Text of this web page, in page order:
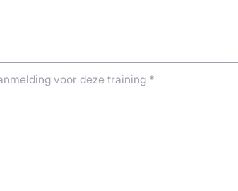
voor deze training *